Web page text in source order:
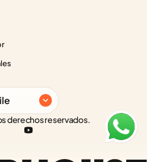
derechos reservados.